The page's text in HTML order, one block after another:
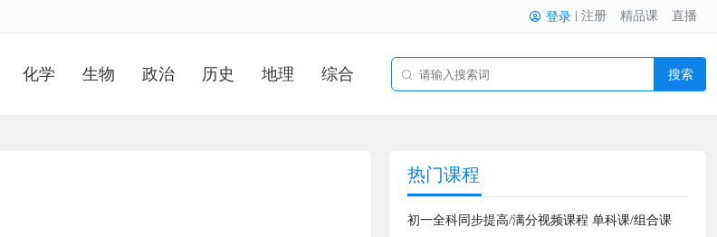
登录 注册 精品课 直播
化学 生物 政治 历史 地理 综合 搜索
热门课程
初一全科同步提高/满分视频课程 单科课/组合课